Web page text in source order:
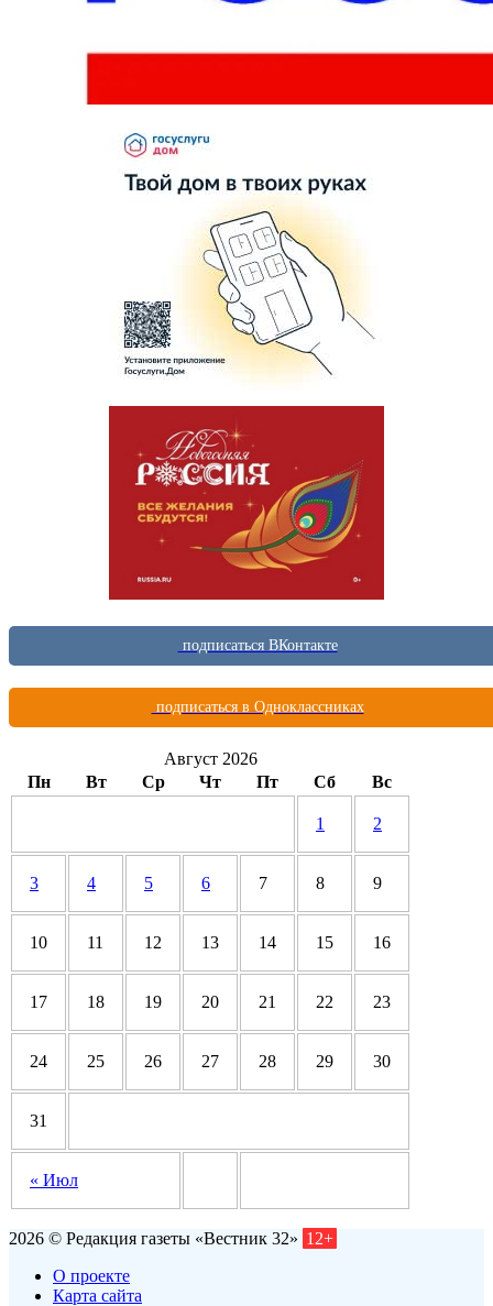
подписаться ВКонтакте
подписаться в Одноклассниках
Август 2026
Пн
Вт Ср Чт Пт Сб Вс
« Июл
1 2
3 4 5 6 7 8 9
10 11 12 13 14 15 16
17 18 19 20 21 22 23
24 25 26 27 28 29 30
31
2026 © Редакция газеты «Вестник 32» 12+
О проекте
Карта сайта